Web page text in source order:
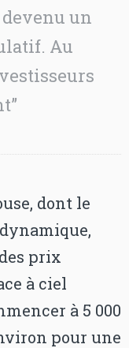
devenu un
Au
dont le
prix
à ciel
à 5 000
pour une